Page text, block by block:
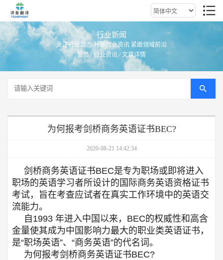
行业新闻
关注行业动态 分享行业资讯 紧跟领域前沿
首页/行业资讯 / 文章详情
为何报考剑桥商务英语证书BEC?
2020-08-21 14:42:34
剑桥商务英语证书BEC是专为职场或即将进入
职场的英语学习者所设计的国际商务英语资格证书
考试，旨在考查应试者在真实工作环境中的英语交
流能力。
自1993 年进入中国以来，BEC的权威性和高含
金量使其成为中国影响力最大的职业类英语证书，
是“职场英语”、“商务英语”的代名词。
为何报考剑桥商务英语证书BEC?